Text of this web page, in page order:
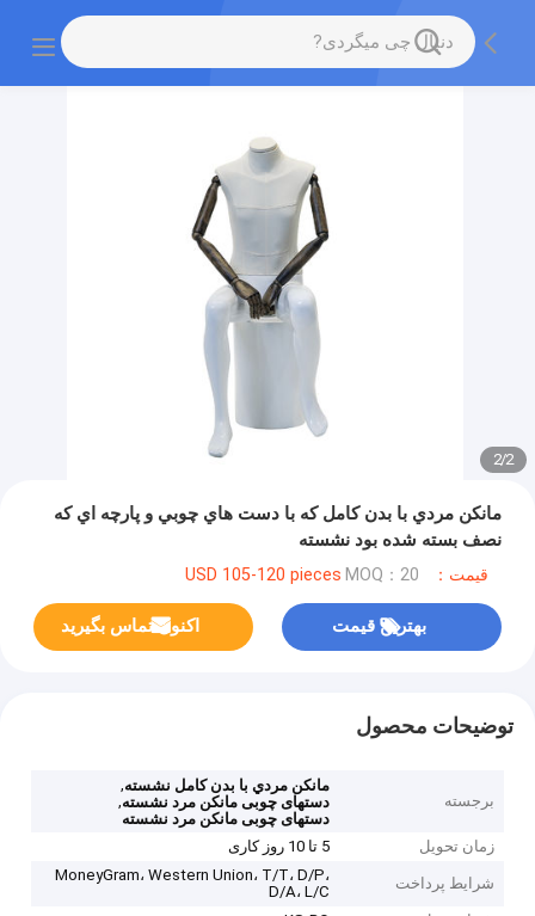
2
/
2
مانکن مردي با بدن کامل که با دست هاي چوبي و پارچه اي که
نصف بسته شده بود نشسته
قیمت：USD 105-120 pieces MOQ：20
بهترین قیمت اکنون تماس بگیرید
توضیحات محصول
برجسته
مانکن مردي با بدن کامل نشسته,
دستهای چوبی مانکن مرد نشسته,
دستهای چوبی مانکن مرد نشسته
زمان تحویل
5 تا 10 روز کاری
شرایط پرداخت
MoneyGram، Western Union، T/T، D/P،
D/A، L/C